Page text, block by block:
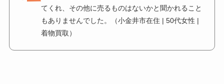
てくれ、その他に売るものはないかと聞かれること
もありませんでした。（小金井市在住 | 50代女性 |
着物買取）